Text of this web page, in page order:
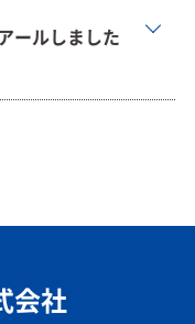
ールしました
会社